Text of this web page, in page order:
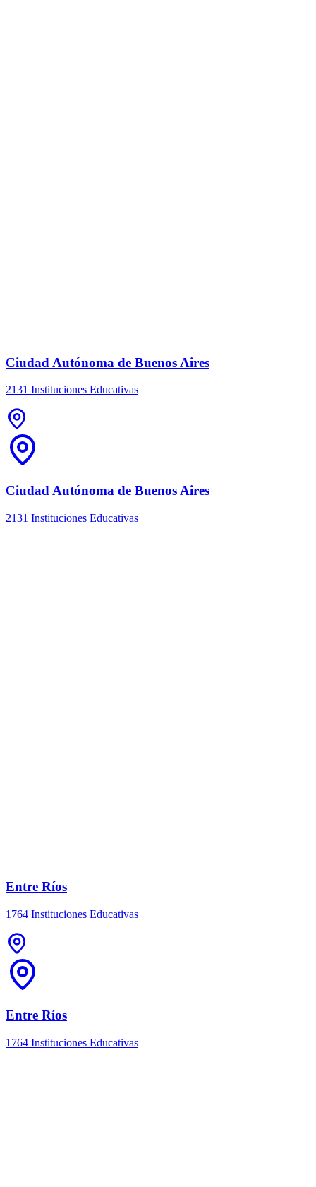
Ciudad Autónoma de Buenos Aires
2131 Instituciones Educativas
Ciudad Autónoma de Buenos Aires
2131 Instituciones Educativas
Entre Ríos
1764 Instituciones Educativas
Entre Ríos
1764 Instituciones Educativas